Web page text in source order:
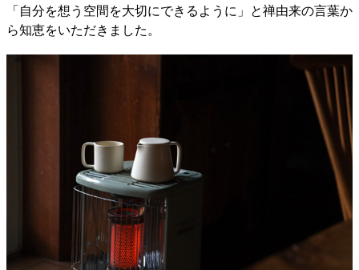
「自分を想う空間を大切にできるように」と禅由来の言葉か
ら知恵をいただきました。